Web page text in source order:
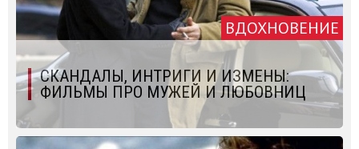
ВДОХНОВЕНИЕ
СКАНДАЛЫ, ИНТРИГИ И ИЗМЕНЫ:
ФИЛЬМЫ ПРО МУЖЕЙ И ЛЮБОВНИЦ